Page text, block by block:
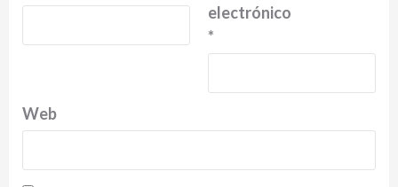
electrónico
*
Web